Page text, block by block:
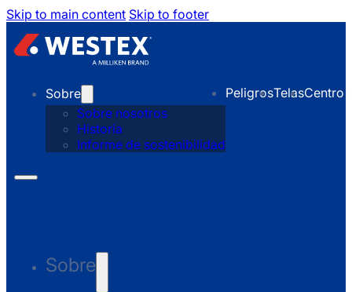
Skip to main content Skip to footer
Sobre
Sobre nosotros
Historia
Informe de sostenibilidad
PeligrosTelasCentro
Sobre